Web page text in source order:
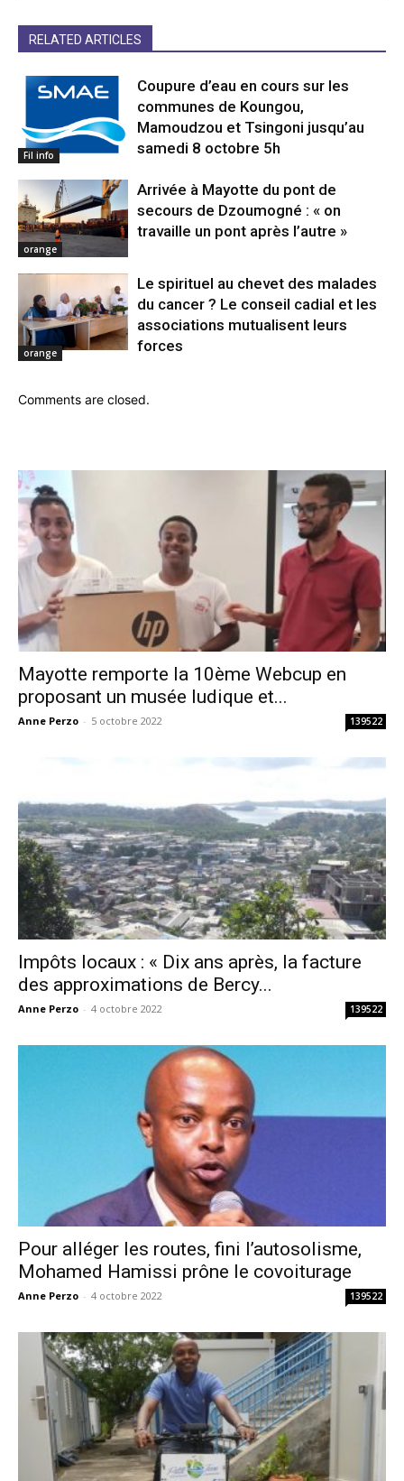
RELATED ARTICLES
Fil info
Coupure d’eau en cours sur les
communes de Koungou,
Mamoudzou et Tsingoni jusqu’au
samedi 8 octobre 5h
orange
Arrivée à Mayotte du pont de
secours de Dzoumogné : « on
travaille un pont après l’autre »
orange
Le spirituel au chevet des malades
du cancer ? Le conseil cadial et les
associations mutualisent leurs
forces
Comments are closed.
Mayotte remporte la 10ème Webcup en
proposant un musée ludique et...
Anne Perzo - 5 octobre 2022 139522
Impôts locaux : « Dix ans après, la facture
des approximations de Bercy...
Anne Perzo - 4 octobre 2022 139522
Pour alléger les routes, fini l’autosolisme,
Mohamed Hamissi prône le covoiturage
Anne Perzo - 4 octobre 2022 139522